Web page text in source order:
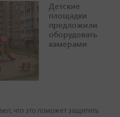
Детские
площадки
предложили
оборудовать
камерами
что это поможет защитить